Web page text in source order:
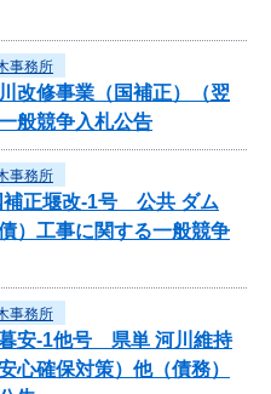
事務所
改修事業（国補正）（翌
般競争入札公告
事務所
補正堰改-1号 公共 ダム
）工事に関する一般競争
事務所
暮安-1他号 県単 河川維持
心確保対策）他（債務）